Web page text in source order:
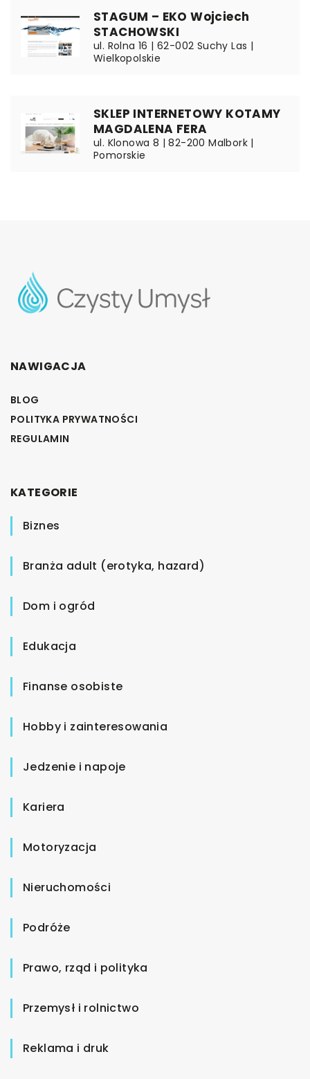
STAGUM – EKO Wojciech
STACHOWSKI
ul. Rolna 16 | 62-002 Suchy Las |
Wielkopolskie
SKLEP INTERNETOWY KOTAMY
MAGDALENA FERA
ul. Klonowa 8 | 82-200 Malbork |
Pomorskie
NAWIGACJA
BLOG
POLITYKA PRYWATNOŚCI
REGULAMIN
KATEGORIE
Biznes
Branża adult (erotyka, hazard)
Dom i ogród
Edukacja
Finanse osobiste
Hobby i zainteresowania
Jedzenie i napoje
Kariera
Motoryzacja
Nieruchomości
Podróże
Prawo, rząd i polityka
Przemysł i rolnictwo
Reklama i druk